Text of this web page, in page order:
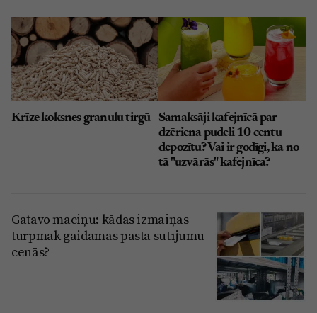
Krīze koksnes granulu tirgū
Samaksāji kafejnīcā par
dzēriena pudeli 10 centu
depozītu? Vai ir godīgi, ka no
tā "uzvārās" kafejnīca?
Gatavo maciņu: kādas izmaiņas
turpmāk gaidāmas pasta sūtījumu
cenās?